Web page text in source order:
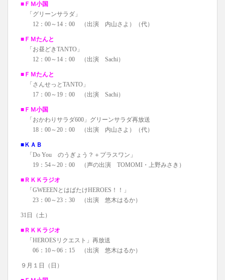
■ＦＭ小国
「グリーンサラダ」
12：00～14：00 （出演 内山さよ）（代）
■ＦＭたんと
「お昼どきTANTO」
12：00～14：00 （出演 Sachi）
■ＦＭたんと
「さんせっとTANTO」
17：00～19：00 （出演 Sachi）
■ＦＭ小国
「おかわりサラダ600」グリーンサラダ再放送
18：00～20：00 （出演 内山さよ）（代）
■ＫＡＢ
「Do You のうぎょう？＋プラスワン」
19：54～20：00 （声の出演 TOMOMI・上野みさき）
■ＲＫＫラジオ
「GWEEENとはばたけHEROES！！」
23：00～23：30 （出演 悠木はるか）
31日（土）
■ＲＫＫラジオ
「HEROESリクエスト」再放送
06：10～06：15 （出演 悠木はるか）
９月１日（日）